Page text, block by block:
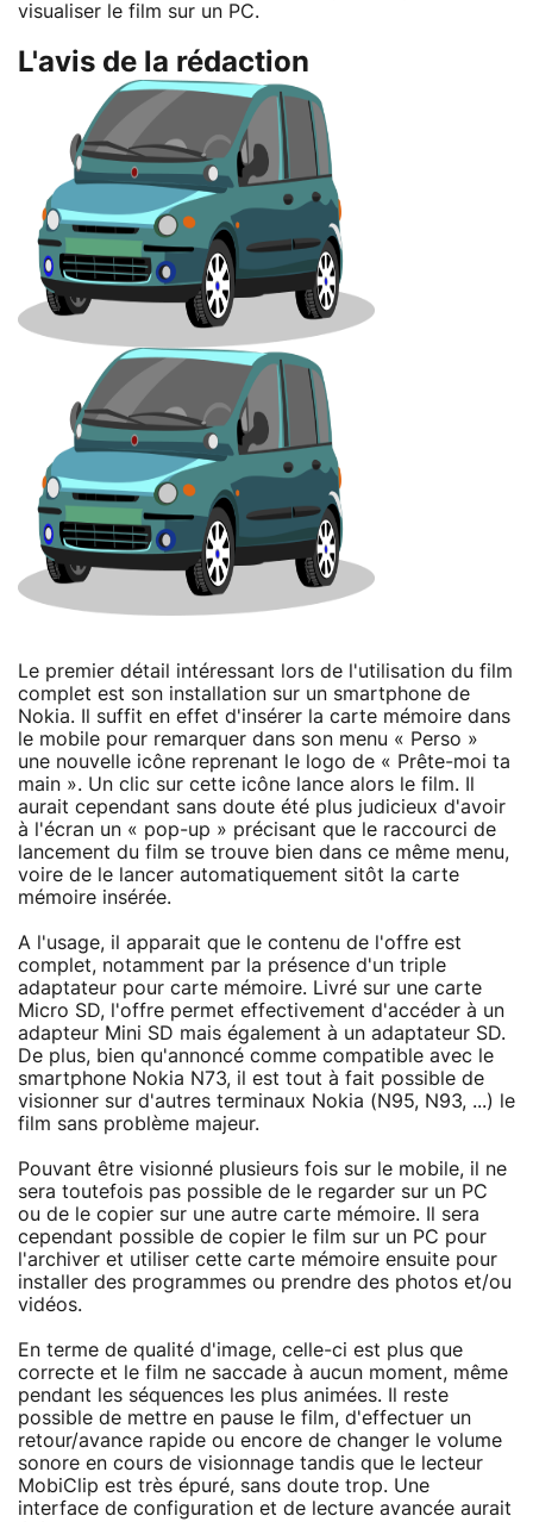
visualiser le film sur un PC.
L'avis de la rédaction
Le premier détail intéressant lors de l'utilisation du film
complet est son installation sur un smartphone de
Nokia. Il suffit en effet d'insérer la carte mémoire dans
le mobile pour remarquer dans son menu « Perso »
une nouvelle icône reprenant le logo de « Prête-moi ta
main ». Un clic sur cette icône lance alors le film. Il
aurait cependant sans doute été plus judicieux d'avoir
à l'écran un « pop-up » précisant que le raccourci de
lancement du film se trouve bien dans ce même menu,
voire de le lancer automatiquement sitôt la carte
mémoire insérée.
A l'usage, il apparait que le contenu de l'offre est
complet, notamment par la présence d'un triple
adaptateur pour carte mémoire. Livré sur une carte
Micro SD, l'offre permet effectivement d'accéder à un
adapteur Mini SD mais également à un adaptateur SD.
De plus, bien qu'annoncé comme compatible avec le
smartphone Nokia N73, il est tout à fait possible de
visionner sur d'autres terminaux Nokia (N95, N93, ...) le
film sans problème majeur.
Pouvant être visionné plusieurs fois sur le mobile, il ne
sera toutefois pas possible de le regarder sur un PC
ou de le copier sur une autre carte mémoire. Il sera
cependant possible de copier le film sur un PC pour
l'archiver et utiliser cette carte mémoire ensuite pour
installer des programmes ou prendre des photos et/ou
vidéos.
En terme de qualité d'image, celle-ci est plus que
correcte et le film ne saccade à aucun moment, même
pendant les séquences les plus animées. Il reste
possible de mettre en pause le film, d'effectuer un
retour/avance rapide ou encore de changer le volume
sonore en cours de visionnage tandis que le lecteur
MobiClip est très épuré, sans doute trop. Une
interface de configuration et de lecture avancée aurait